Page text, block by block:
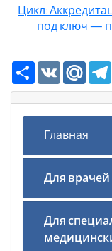
Цикл:
под ключ —
Ресурс
VK
Главная
Для врачей
Для